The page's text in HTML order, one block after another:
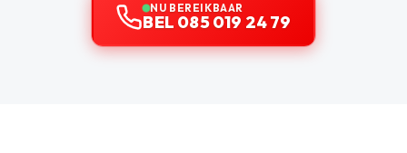
NU BEREIKBAAR
BEL 085 019 24 79